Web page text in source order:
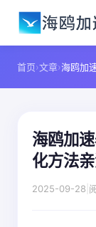
首页›文章›海鸥加
海鸥加
化方法
2025-09-28